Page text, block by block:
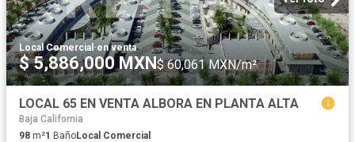
Local Comercial ·en venta
$ 5,886,000 MXN$ 60,061 MXN/m²
LOCAL 65 EN VENTA ALBORA EN PLANTA ALTA
Baja California
98 m²1 BañoLocal Comercial